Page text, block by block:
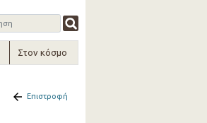
Στον κόσμο
Επιστροφή